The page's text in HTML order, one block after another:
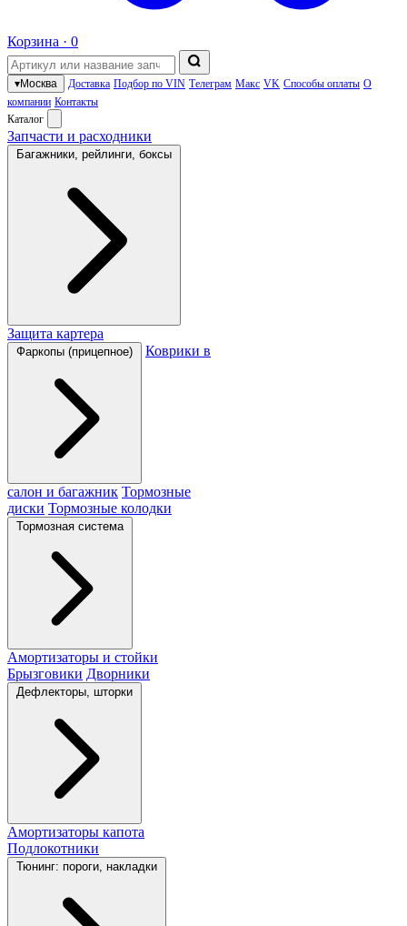
Корзина · 0
▾Москва Доставка Подбор по VIN Телеграм Макс VK Способы оплаты О
компании Контакты
Каталог
Запчасти и расходники
Багажники, рейлинги, боксы
Защита картера
Фаркопы (прицепное) Коврики в
салон и багажник Тормозные
диски Тормозные колодки
Тормозная система
Амортизаторы и стойки
Брызговики Дворники
Дефлекторы, шторки
Амортизаторы капота
Подлокотники
Тюнинг: пороги, накладки